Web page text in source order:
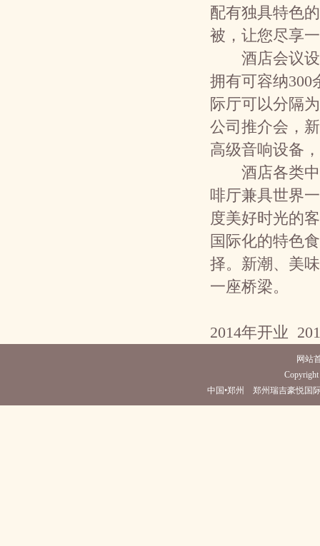
配有独具特色
被，让您尽享
酒店会议设
拥有可容纳300
际厅可以分隔
公司推介会，
高级音响设备
酒店各类中
啡厅兼具世界
度美好时光的
国际化的特色
择。新潮、美
一座桥梁。
2014年开业
网站
Copyright
中国•郑州 郑州瑞吉豪悦国际